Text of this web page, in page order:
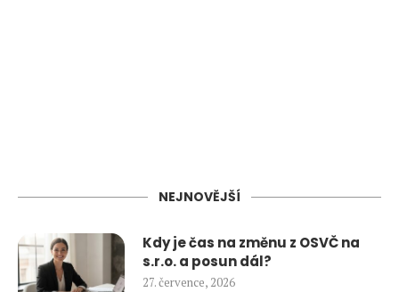
NEJNOVĚJŠÍ
Kdy je čas na změnu z OSVČ na
s.r.o. a posun dál?
27. července, 2026